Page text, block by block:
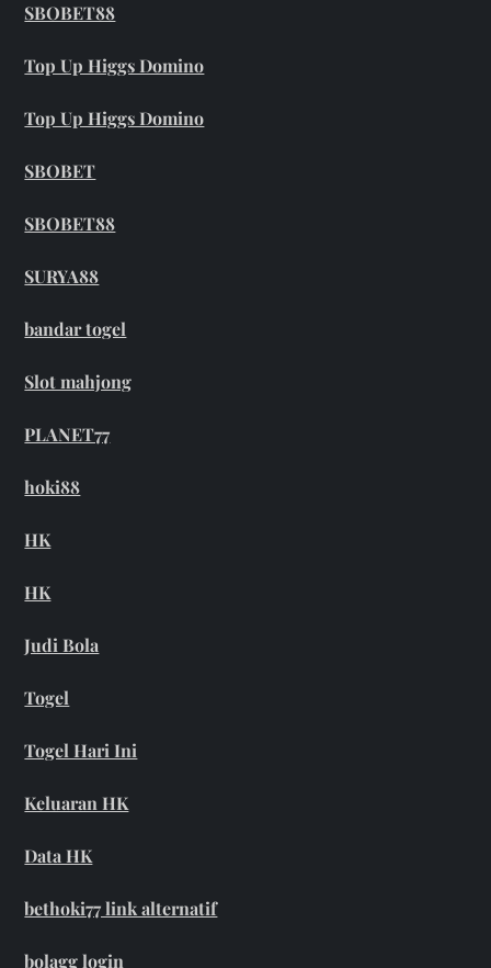
SBOBET88
Top Up Higgs Domino
Top Up Higgs Domino
SBOBET
SBOBET88
SURYA88
bandar togel
Slot mahjong
PLANET77
hoki88
HK
HK
Judi Bola
Togel
Togel Hari Ini
Keluaran HK
Data HK
bethoki77 link alternatif
bolagg login